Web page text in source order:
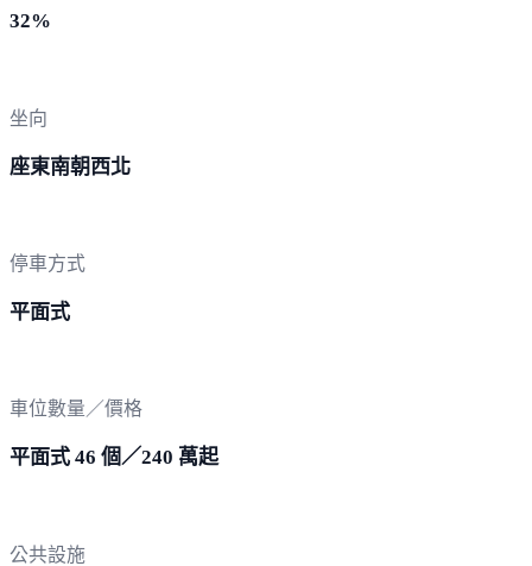
32%
坐向
座東南朝西北
停車方式
平面式
車位數量／價格
平面式 46 個／240 萬起
公共設施